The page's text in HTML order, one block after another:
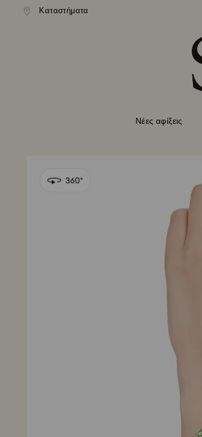
Accesskeys list
Καταστήματα
αποστολή άνω των 99 EUR
Νέες αφίξεις